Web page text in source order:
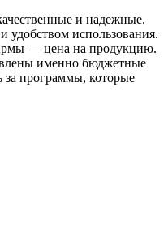
и надежные.
удобством использования.
— цена на продукцию.
именно бюджетные
за программы, которые